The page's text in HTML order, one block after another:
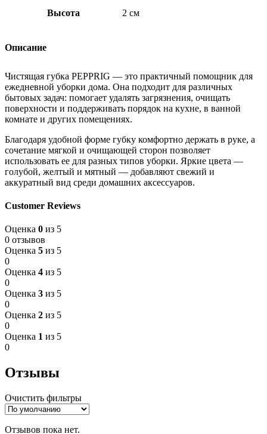
Высота 2 см
Описание
Чистящая губка PEPPRIG — это практичный помощник для
ежедневной уборки дома. Она подходит для различных
бытовых задач: помогает удалять загрязнения, очищать
поверхности и поддерживать порядок на кухне, в ванной
комнате и других помещениях.
Благодаря удобной форме губку комфортно держать в руке, а
сочетание мягкой и очищающей сторон позволяет
использовать ее для разных типов уборки. Яркие цвета —
голубой, желтый и мятный — добавляют свежий и
аккуратный вид среди домашних аксессуаров.
Customer Reviews
Оценка 0 из 5
0 отзывов
Оценка 5 из 5
0
Оценка 4 из 5
0
Оценка 3 из 5
0
Оценка 2 из 5
0
Оценка 1 из 5
0
Отзывы
Очистить фильтры
Отзывов пока нет.